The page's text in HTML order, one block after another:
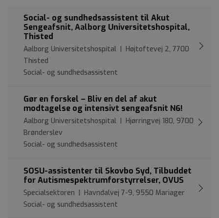
Social- og sundhedsassistent til Akut
Sengeafsnit, Aalborg Universitetshospital,
Thisted
Aalborg Universitetshospital | Højtoftevej 2, 7700
Thisted
Social- og sundhedsassistent
Gør en forskel – Bliv en del af akut
modtagelse og intensivt sengeafsnit N6!
Aalborg Universitetshospital | Hjørringvej 180, 9700
Brønderslev
Social- og sundhedsassistent
SOSU-assistenter til Skovbo Syd, Tilbuddet
for Autismespektrumforstyrrelser, OVUS
Specialsektoren | Havndalvej 7-9, 9550 Mariager
Social- og sundhedsassistent